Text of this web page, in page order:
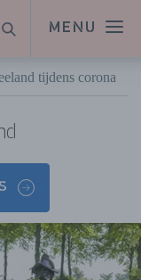
MENU
ZOEKEN
tijdens corona